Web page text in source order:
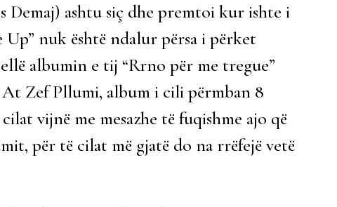
ashtu siç dhe premtoi kur ishte i
Up” nuk është ndalur përsa i përket
albumin e tij “Rrno për me tregue”
Zef Pllumi, album i cili përmban 8
vijnë me mesazhe të fuqishme ajo që
për të cilat më gjatë do na rrëfejë vetë